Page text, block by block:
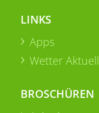
LINKS
Apps
Wetter Aktuell
BROSCHÜREN